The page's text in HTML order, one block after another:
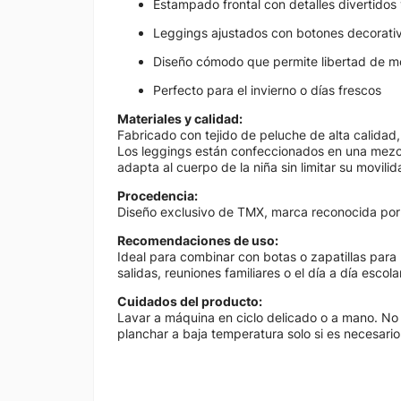
Estampado frontal con detalles divertidos
Leggings ajustados con botones
Diseño cómodo que permite libertad de
Perfecto para el invierno o días frescos
Materiales y calidad:
Fabricado con tejido de peluche de alta
Los leggings están confeccionados en una
adapta al cuerpo de la niña sin limitar su
Procedencia:
Diseño exclusivo de TMX, marca reconocida
Recomendaciones de uso:
Ideal para combinar con botas o zapatillas
salidas, reuniones familiares o el día a día
Cuidados del producto:
Lavar a máquina en ciclo delicado o a mano.
planchar a baja temperatura solo si es